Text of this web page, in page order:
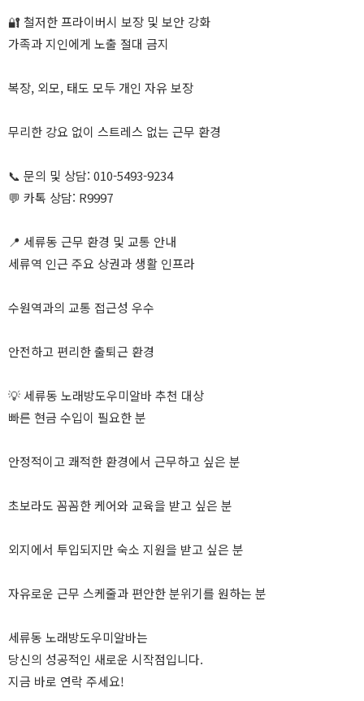
🔐 철저한 프라이버시 보장 및 보안 강화
가족과 지인에게 노출 절대 금지
복장, 외모, 태도 모두 개인 자유 보장
무리한 강요 없이 스트레스 없는 근무 환경
📞 문의 및 상담: 010-5493-9234
💬 카톡 상담: R9997
📍 세류동 근무 환경 및 교통 안내
세류역 인근 주요 상권과 생활 인프라
수원역과의 교통 접근성 우수
안전하고 편리한 출퇴근 환경
💡 세류동 노래방도우미알바 추천 대상
빠른 현금 수입이 필요한 분
안정적이고 쾌적한 환경에서 근무하고 싶은 분
초보라도 꼼꼼한 케어와 교육을 받고 싶은 분
외지에서 투입되지만 숙소 지원을 받고 싶은 분
자유로운 근무 스케줄과 편안한 분위기를 원하는 분
세류동 노래방도우미알바는
당신의 성공적인 새로운 시작점입니다.
지금 바로 연락 주세요!